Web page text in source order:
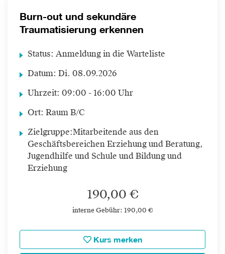
Burn-out und sekundäre
Traumatisierung erkennen
Status: Anmeldung in die Warteliste
Datum: Di. 08.09.2026
Uhrzeit: 09:00 - 16:00 Uhr
Ort: Raum B/C
Zielgruppe:Mitarbeitende aus den
Geschäftsbereichen Erziehung und Beratung,
Jugendhilfe und Schule und Bildung und
Erziehung
190,00 €
interne Gebühr: 190,00 €
Kurs merken